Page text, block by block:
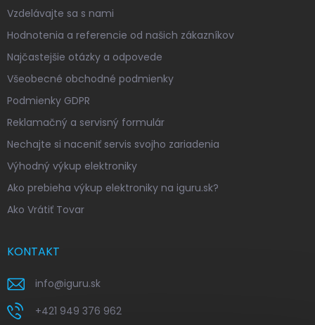
Vzdelávajte sa s nami
Hodnotenia a referencie od našich zákazníkov
Najčastejšie otázky a odpovede
Všeobecné obchodné podmienky
Podmienky GDPR
Reklamačný a servisný formulár
Nechajte si naceniť servis svojho zariadenia
Výhodný výkup elektroniky
Ako prebieha výkup elektroniky na iguru.sk?
Ako Vrátiť Tovar
KONTAKT
info@iguru.sk
+421 949 376 962